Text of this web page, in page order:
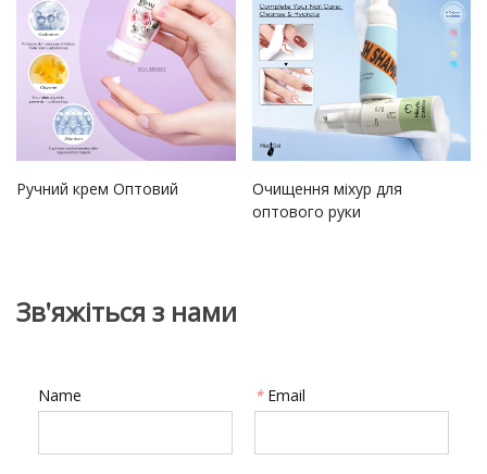
Ручний крем Оптовий
Очищення міхур для
оптового руки
Зв'яжіться з нами
Name * Email